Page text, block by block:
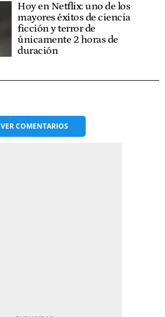
Hoy en Netflix: uno de los
mayores éxitos de ciencia
ficción y terror de
únicamente 2 horas de
duración
VERCOMENTARIOS